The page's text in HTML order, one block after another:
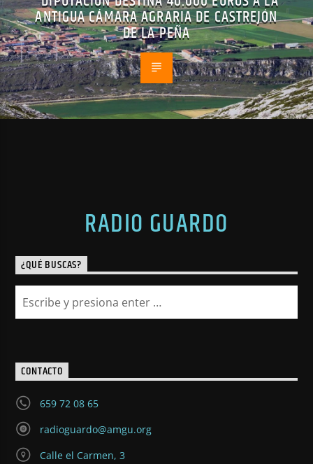
ANTIGUA CÁMARA AGRARIA DE CASTREJÓN
DE LA PEÑA
RADIO GUARDO
¿QUÉ BUSCAS?
CONTACTO
659 72 08 65
radioguardo@amgu.org
Calle el Carmen, 3